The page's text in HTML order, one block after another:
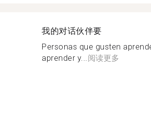
我的对话伙伴要
Personas que gusten
aprender y...阅读更多